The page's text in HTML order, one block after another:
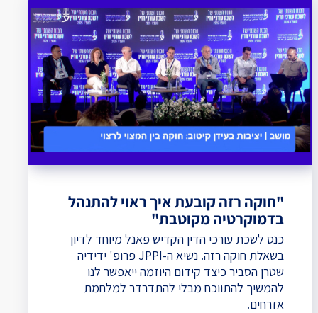
"חוקה רזה קובעת איך ראוי להתנהל
בדמוקרטיה מקוטבת"
כנס לשכת עורכי הדין הקדיש פאנל מיוחד לדיון
בשאלת חוקה רזה. נשיא ה-JPPI פרופ' ידידיה
שטרן הסביר כיצד קידום היוזמה ייאפשר לנו
להמשיך להתווכח מבלי להתדרדר למלחמת
אזרחים.